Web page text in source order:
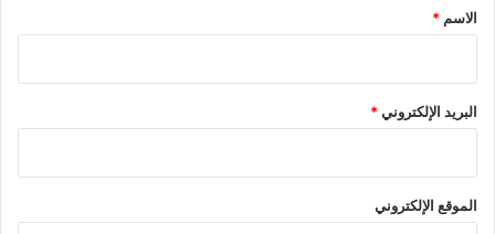
*
الاسم *
البريد الإلكتروني*
الموقع الإلكتروني